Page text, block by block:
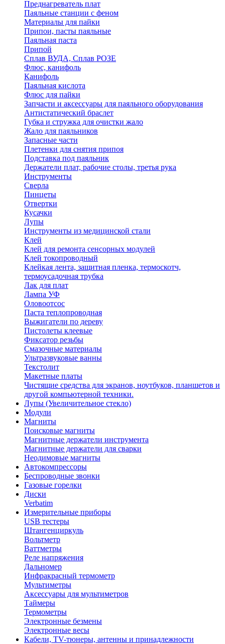
Преднагреватель плат
Паяльные станции с феном
Материалы для пайки
Припои, пасты паяльные
Паяльная паста
Припой
Сплав ВУДА, Сплав РОЗЕ
Флюс, канифоль
Канифоль
Паяльная кислота
Флюс для пайки
Запчасти и аксессуары для паяльного оборудования
Антистатический браслет
Губка и стружка для очистки жало
Жало для паяльников
Запасные части
Плетенки для снятия припоя
Подставка под паяльник
Держатели плат, рабочие столы, третья рука
Инструменты
Сверла
Пинцеты
Отвертки
Кусачки
Лупы
Инструменты из медицинской стали
Клей
Клей для ремонта сенсорных модулей
Клей токопроводный
Клейкая лента, защитная пленка, термоскотч,
термоусадочная трубка
Лак для плат
Лампа УФ
Оловоотсос
Паста теплопроводная
Выжигатели по дереву
Пистолеты клеевые
Фиксатор резьбы
Смазочные материалы
Ультразвуковые ванны
Текстолит
Макетные платы
Чистящие средства для экранов, ноутбуков, планшетов и
другой компьютерной техники.
Лупы (Увеличительное стекло)
Модули
Магниты
Поисковые магниты
Магнитные держатели инструмента
Магнитные держатели для сварки
Неодимовые магниты
Автокомпрессоры
Беспроводные звонки
Газовые горелки
Диски
Verbatim
Измерительные приборы
USB тестеры
Штангенциркуль
Вольтметр
Ваттметры
Реле напряжения
Дальномер
Инфракрасный термометр
Мультиметры
Аксессуары для мультиметров
Таймеры
Термометры
Электронные безмены
Электронные весы
Кабели, TV-тюнеры, антенны и принадлежности